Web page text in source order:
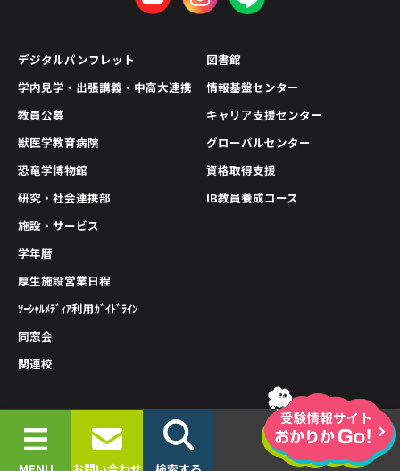
デジタルパンフレット
学内見学・出張講義・中高大連携
教員公募
獣医学教育病院
恐竜学博物館
研究・社会連携部
図書館
情報基盤センター
キャリア支援センター
グローバルセンター
資格取得支援
IB教員養成コース
施設・サービス
学年暦
厚生施設営業日程
ｿｰｼｬﾙﾒﾃﾞｨｱ利用ｶﾞｲﾄﾞﾗｲﾝ
同窓会
関連校
情報公開
プライバシーポリシー
サイトポリシー